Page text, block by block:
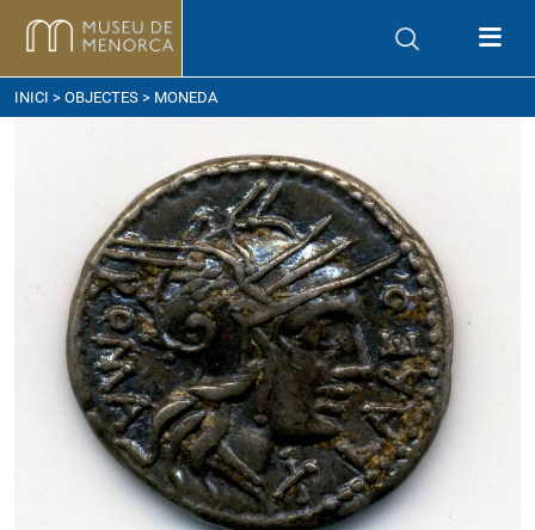
arribar
INICI > OBJECTES > MONEDA